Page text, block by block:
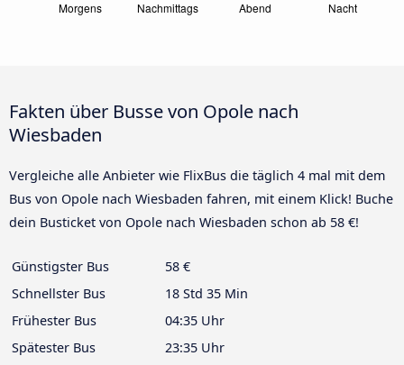
Fakten über Busse von Opole nach
Wiesbaden
Vergleiche alle Anbieter wie FlixBus die täglich 4 mal mit dem
Bus von Opole nach Wiesbaden fahren, mit einem Klick! Buche
dein Busticket von Opole nach Wiesbaden schon ab 58 €!
Günstigster Bus
58 €
Schnellster Bus
18 Std 35 Min
Frühester Bus
04:35 Uhr
Spätester Bus
23:35 Uhr